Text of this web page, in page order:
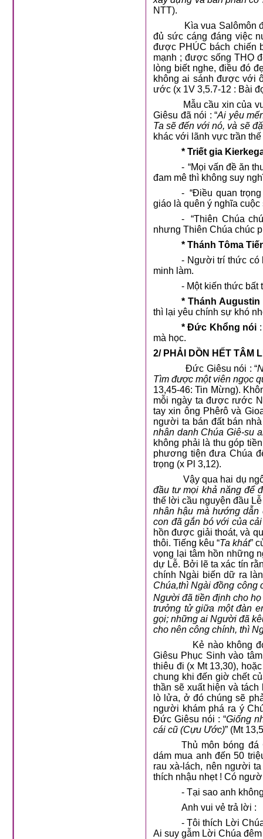
NTT).
Kìa vua Salômôn
đủ sức cáng đáng việc
được PHÚC bách chiến
mạnh ; được sống THỌ
lòng biết nghe, điều đó
không ai sánh được với
ước (x 1V 3,5.7-12 : Bài
Mẫu cầu xin của
Giêsu đã nói : “Ai yêu
Ta sẽ đến với nó, và sẽ
khác với lãnh vực trần thế
* Triết gia
- “Mọi vấn đề ăn
đam mê thì không suy
- “Điều quan
giáo là quên ý nghĩa cuộc
-
“Thiên Chúa
nhưng Thiên Chúa chúc
* Thánh Tôma
- Người trí thức có
minh làm.
- Một kiến thức bất
* Thánh Augustin
thì lại yêu chính sự khó
* Đức Khổng nói
mà học.
2/ PHẢI DỒN HẾT TÂM
Đức Giêsu nói : “
Tìm được một viên ngọc
13,45-46: Tin Mừng).
mỗi ngày ta được rước
tay xin ông Phêrô và
người ta bán đất bán
nhân danh Chúa Giê-su
không phải là thu góp
phương tiện đưa Chúa
trọng (x Pl 3,12).
Vậy qua hai dụ
đầu tư mọi khả năng để
thế lời cầu nguyện đầu
nhân hậu mà hướng dẫn
con đã gắn bó với của
hồn được giải thoát, và
thôi. Tiếng kêu “Ta khát”
vọng lại tâm hồn những
dự Lễ. Bởi lẽ ta xác tín
chính Ngài biến dữ ra
Chúa,thì Ngài đồng công
Người đã tiền định cho
trưởng tử giữa một đàn
gọi; những ai Người đã
cho nên công chính, thì
Kẻ nào không
Giêsu Phục Sinh vào
thiêu đi (x Mt 13,30),
chung khi đến giờ chết
thần sẽ xuất hiện và
lò lửa, ở đó chúng sẽ
người khám phá ra ý
Đức Giêsu nói : “Giống
cái cũ (Cựu Ước)” (Mt
Thủ môn bóng
dám mua anh đến 50
rau xà-lách, nên người
thích nhậu nhẹt ! Có
- Tại sao anh
Anh vui vẻ trả lời :
- Tôi thích Lời
Ai suy gẫm Lời Chúa